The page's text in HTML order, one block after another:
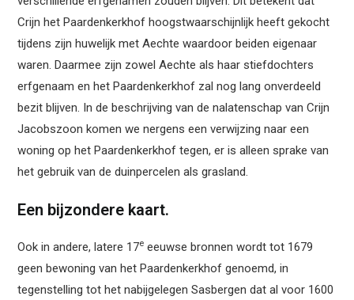
Crijn het Paardenkerkhof hoogstwaarschijnlijk heeft gekocht
tijdens zijn huwelijk met Aechte waardoor beiden eigenaar
waren. Daarmee zijn zowel Aechte als haar stiefdochters
erfgenaam en het Paardenkerkhof zal nog lang onverdeeld
bezit blijven. In de beschrijving van de nalatenschap van Crijn
Jacobszoon komen we nergens een verwijzing naar een
woning op het Paardenkerkhof tegen, er is alleen sprake van
het gebruik van de duinpercelen als grasland.
Een bijzondere kaart.
Ook in andere, latere 17e eeuwse bronnen wordt tot 1679
geen bewoning van het Paardenkerkhof genoemd, in
tegenstelling tot het nabijgelegen Sasbergen dat al voor 1600